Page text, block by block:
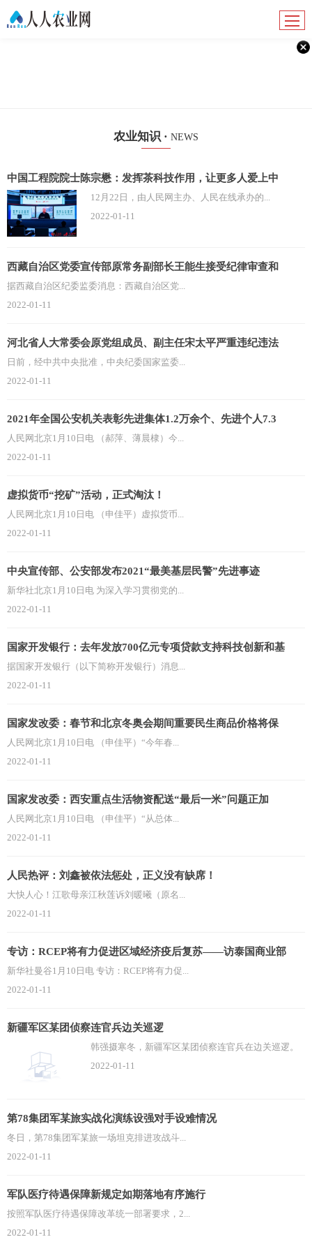
农业知识 · NEWS
中国工程院院士陈宗懋：发挥茶科技作用，让更多人爱上中
12月22日，由人民网主办、人民在线承办的...
2022-01-11
西藏自治区党委宣传部原常务副部长王能生接受纪律审查和
据西藏自治区纪委监委消息：西藏自治区党...
2022-01-11
河北省人大常委会原党组成员、副主任宋太平严重违纪违法
日前，经中共中央批准，中央纪委国家监委...
2022-01-11
2021年全国公安机关表彰先进集体1.2万余个、先进个人7.3
人民网北京1月10日电 （郝萍、薄晨棣）今...
2022-01-11
虚拟货币“挖矿”活动，正式淘汰！
人民网北京1月10日电 （申佳平）虚拟货币...
2022-01-11
中央宣传部、公安部发布2021“最美基层民警”先进事迹
新华社北京1月10日电 为深入学习贯彻党的...
2022-01-11
国家开发银行：去年发放700亿元专项贷款支持科技创新和基
据国家开发银行（以下简称开发银行）消息...
2022-01-11
国家发改委：春节和北京冬奥会期间重要民生商品价格将保
人民网北京1月10日电 （申佳平）“今年春...
2022-01-11
国家发改委：西安重点生活物资配送“最后一米”问题正加
人民网北京1月10日电 （申佳平）“从总体...
2022-01-11
人民热评：刘鑫被依法惩处，正义没有缺席！
大快人心！江歌母亲江秋莲诉刘暖曦（原名...
2022-01-11
专访：RCEP将有力促进区域经济疫后复苏——访泰国商业部
新华社曼谷1月10日电 专访：RCEP将有力促...
2022-01-11
新疆军区某团侦察连官兵边关巡逻
韩强摄寒冬，新疆军区某团侦察连官兵在边关巡逻。
2022-01-11
第78集团军某旅实战化演练设强对手设难情况
冬日，第78集团军某旅一场坦克排进攻战斗...
2022-01-11
军队医疗待遇保障新规定如期落地有序施行
按照军队医疗待遇保障改革统一部署要求，2...
2022-01-11